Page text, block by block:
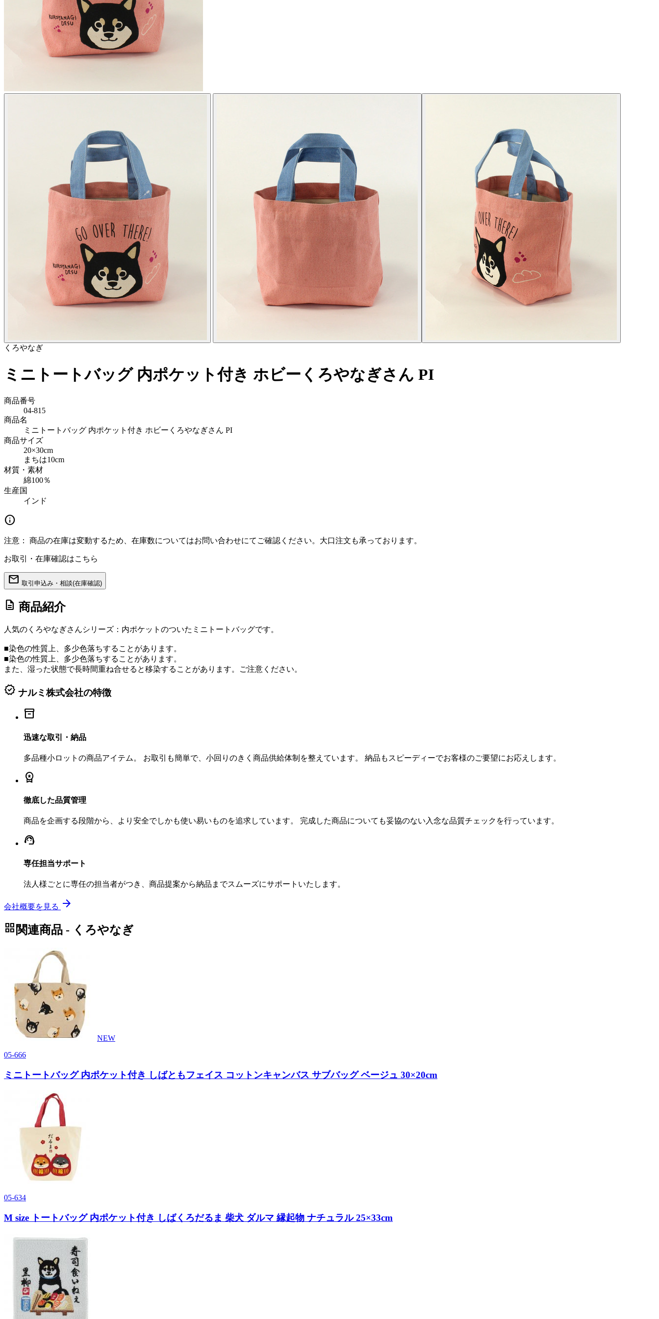
くろやなぎ
ミニトートバッグ 内ポケット付き ホビーくろやなぎさん PI
商品番号
04-815
商品名
ミニトートバッグ 内ポケット付き ホビーくろやなぎさん PI
商品サイズ
20×30cm
まちは10cm
材質・素材
綿100％
生産国
インド
info
注意： 商品の在庫は変動するため、在庫数についてはお問い合わせにてご確認ください。大口注文も承っております。
お取引・在庫確認はこちら
mail 取引申込み・相談(在庫確認)
description 商品紹介
人気のくろやなぎさんシリーズ：内ポケットのついたミニトートバッグです。
■染色の性質上、多少色落ちすることがあります。
■染色の性質上、多少色落ちすることがあります。
また、湿った状態で長時間重ね合せると移染することがあります。ご注意ください。
verified ナルミ株式会社の特徴
inventory_2
迅速な取引・納品
多品種小ロットの商品アイテム。 お取引も簡単で、小回りのきく商品供給体制を整えています。 納品もスピーディーでお客様のご要望にお応えします。
workspace_premium
徹底した品質管理
商品を企画する段階から、より安全でしかも使い易いものを追求しています。 完成した商品についても妥協のない入念な品質チェックを行っています。
support_agent
専任担当サポート
法人様ごとに専任の担当者がつき、商品提案から納品までスムーズにサポートいたします。
会社概要を見る arrow_forward
grid_view 関連商品 - くろやなぎ
NEW
05-666
ミニトートバッグ 内ポケット付き しばともフェイス コットンキャンバス サブバッグ ベージュ 30×20cm
05-634
M size トートバッグ 内ポケット付き しばくろだるま 柴犬 ダルマ 縁起物 ナチュラル 25×33cm